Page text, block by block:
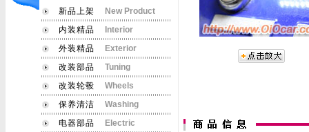
新品上架
New Product
内装精品
Interior
外装精品
Exterior
改装部品
Tuning
改装轮毂
Wheels
保养清洁
Washing
电器部品
Electric